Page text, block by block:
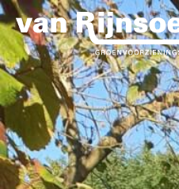
Over ons
Diensten